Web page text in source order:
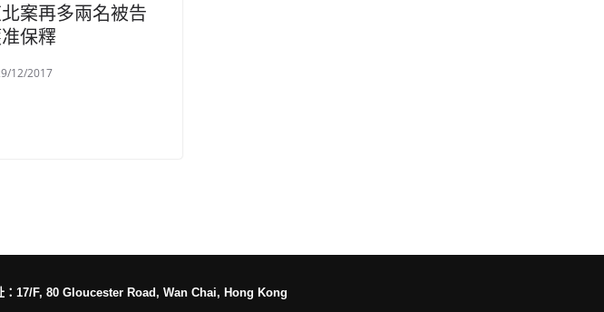
案再多兩名被告
保釋
12/2017
：17/F, 80 Gloucester Road, Wan Chai, Hong Kong